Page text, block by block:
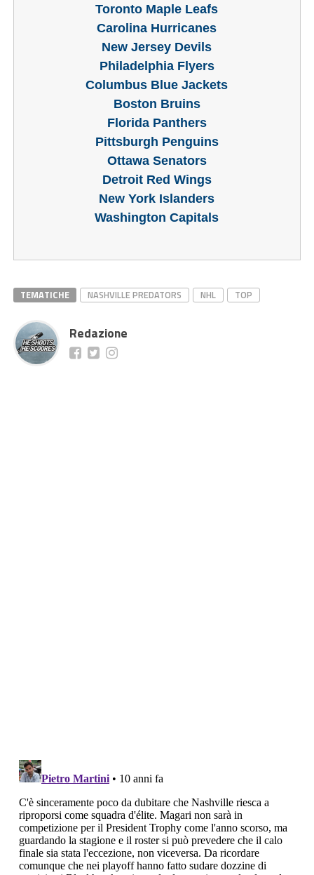
Toronto Maple Leafs
Carolina Hurricanes
New Jersey Devils
Philadelphia Flyers
Columbus Blue Jackets
Boston Bruins
Florida Panthers
Pittsburgh Penguins
Ottawa Senators
Detroit Red Wings
New York Islanders
Washington Capitals
TEMATICHE NASHVILLE PREDATORS NHL TOP
Redazione